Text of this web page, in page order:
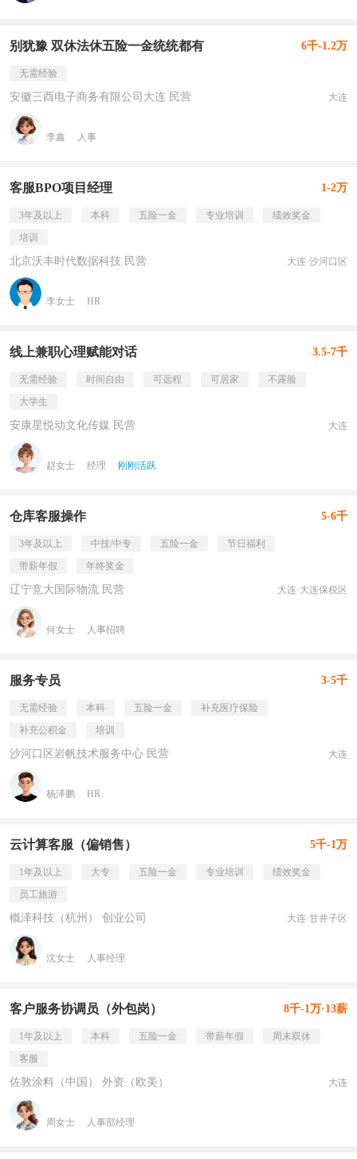
别犹豫 双休法休五险一金统统都有 6千-1.2万
无需经验
安徽三酉电子商务有限公司大连 民营 大连
李鑫 人事
客服BPO项目经理 1-2万
3年及以上 本科 五险一金 专业培训
绩效奖金
培训
北京沃丰时代数据科技 民营 大连·沙河口区
李女士 HR
线上兼职心理赋能对话 3.5-7千
无需经验 时间自由 可远程 可居家
不露脸
大学生
安康星悦动文化传媒 民营 大连
赵女士 经理 刚刚活跃
仓库客服操作 5-6千
3年及以上 中技/中专 五险一金
节日福利
带薪年假
年终奖金
辽宁竞大国际物流 民营 大连·大连保税区
何女士 人事招聘
服务专员 3-5千
无需经验 本科 五险一金
补充医疗保险
补充公积金
培训
沙河口区岩帆技术服务中心 民营 大连
杨泽鹏 HR
云计算客服（偏销售） 5千-1万
1年及以上 大专 五险一金 专业培训
绩效奖金
员工旅游
概泽科技（杭州） 创业公司 大连·甘井子区
沈女士 人事经理
客户服务协调员（外包岗） 8千-1万·13薪
1年及以上 本科 五险一金 带薪年假
周末双休
客服
佐敦涂料（中国） 外资（欧美） 大连
周女士 人事部经理